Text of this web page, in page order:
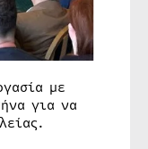
με
για να